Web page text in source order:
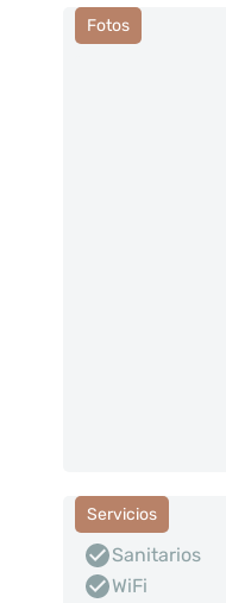
Fotos
Servicios
Sanitarios
WiFi